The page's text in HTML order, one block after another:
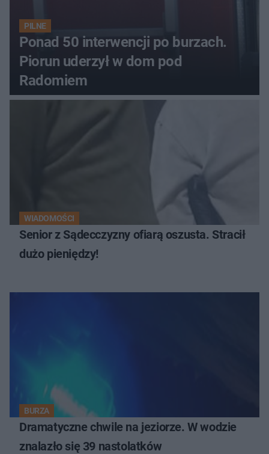
PILNE
Ponad 50 interwencji po burzach.
Piorun uderzył w dom pod
Radomiem
WIADOMOŚCI
Senior z Sądecczyzny ofiarą oszusta. Stracił
dużo pieniędzy!
BURZA
Dramatyczne chwile na jeziorze. W wodzie
znalazło się 39 nastolatków